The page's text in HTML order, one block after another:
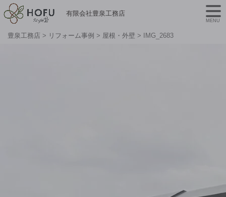
有限会社豊泉工務店
豊泉工務店 > リフォーム事例 > 屋根・外壁 > IMG_2683
MENU